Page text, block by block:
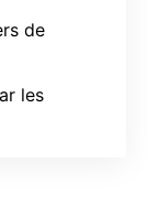
de
les